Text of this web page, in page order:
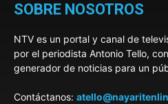
SOBRE NOSOTROS
NTV es un portal y canal de
por el periodista Antonio Tello,
generador de noticias para un
Contáctanos: